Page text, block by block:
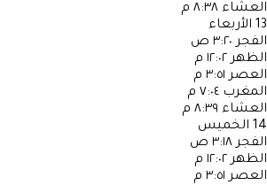
العشاء ٨:٣٨ م
13 الأربعاء
الفجر ٣:٢٠ ص
الظهر ١٢:٠٢ م
العصر ٣:٥١ م
المغرب ٧:٠٤ م
العشاء ٨:٣٩ م
14 الخميس
الفجر ٣:١٨ ص
الظهر ١٢:٠٢ م
العصر ٣:٥١ م